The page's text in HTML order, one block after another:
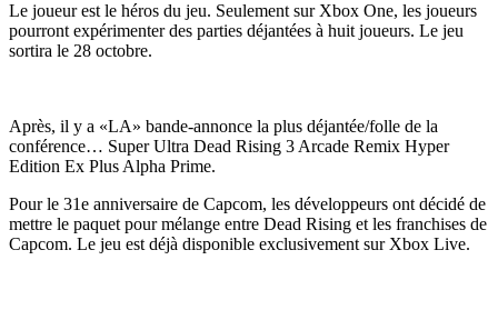
Le joueur est le héros du jeu. Seulement sur Xbox One, les joueurs
pourront expérimenter des parties déjantées à huit joueurs. Le jeu
sortira le 28 octobre.
Après, il y a «LA» bande-annonce la plus déjantée/folle de la
conférence… Super Ultra Dead Rising 3 Arcade Remix Hyper
Edition Ex Plus Alpha Prime.
Pour le 31e anniversaire de Capcom, les développeurs ont décidé de
mettre le paquet pour mélange entre Dead Rising et les franchises de
Capcom. Le jeu est déjà disponible exclusivement sur Xbox Live.